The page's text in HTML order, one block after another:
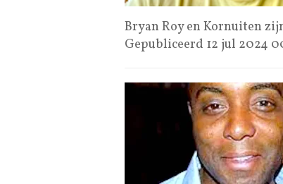
Bryan Roy en Kornuiten
Gepubliceerd 12 jul 2024